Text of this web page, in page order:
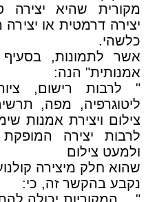
מקורית שהיא יצירה
יצירה דרמטית או
כלשהי.
אמנותית" הנה:
" לרבות רישום,
ליטוגרפיה, מפה,
צילום ויצירת אמנות
לרבות יצירה
ולמעט צילום
שהוא חלק מיצירה
נקבע בהקשר זה, כי:
"… המקוריות יכולה